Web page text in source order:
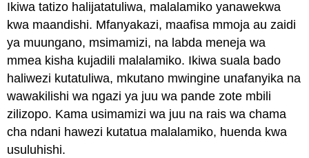
Ikiwa tatizo halijatatuliwa, malalamiko yanawekwa
kwa maandishi. Mfanyakazi, maafisa mmoja au zaidi
ya muungano, msimamizi, na labda meneja wa
mmea kisha kujadili malalamiko. Ikiwa suala bado
haliwezi kutatuliwa, mkutano mwingine unafanyika na
wawakilishi wa ngazi ya juu wa pande zote mbili
zilizopo. Kama usimamizi wa juu na rais wa chama
cha ndani hawezi kutatua malalamiko, huenda kwa
usuluhishi.